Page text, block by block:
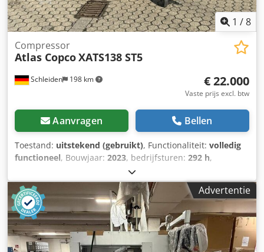
1 /8
Schleiden 198 km
Compressor
Atlas CopcoXATS138 ST5
€ 22.000
Vaste prijs excl. btw
Aanvragen Bellen
Toestand: uitstekend (gebruikt), Functionaliteit: volledig
functioneel, Bouwjaar: 2023, bedrijfsturen: 292 h,
Emissieniveau 5, bedrijfsdruk 7,0 bar, debiet 7,0 m3/min;
bedrijfsdruk 8,6 bar, debiet 6,0 m3/min; bedrijfsdruk 10,3
bar, debiet 5,0 m3/min. Crjdpfeznww Hsx AmyefAdvertentie